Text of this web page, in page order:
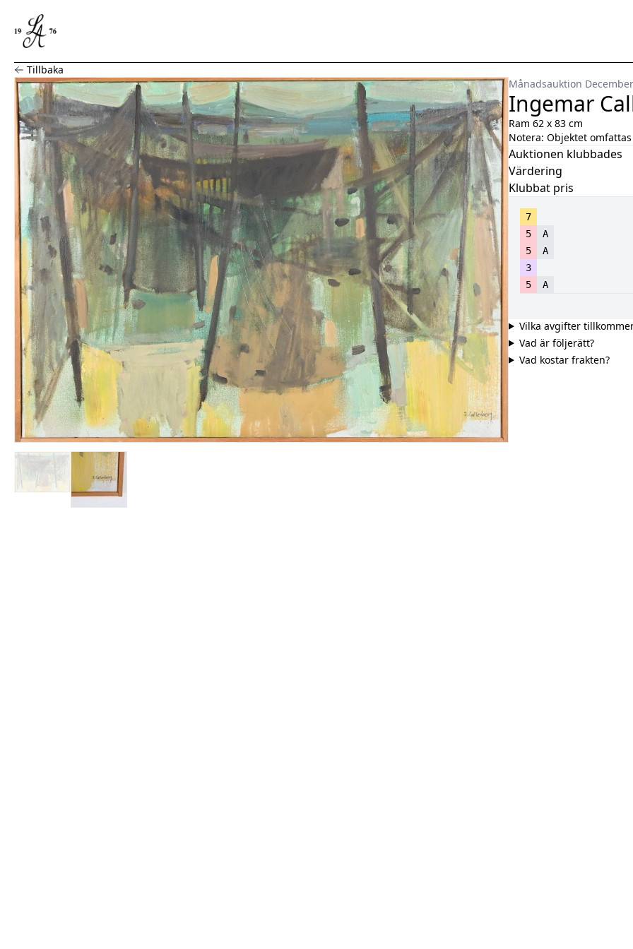
Ingemar Callenberg, Olja på duk
Tillbaka
Månadsauktion December
Ingemar
Ram 62 x 83 cm
Notera: Objektet
Auktionen klubbades
Värdering
Klubbat pris
7
5
A
5
A
3
5
A
Vilka avgifter
Vad är följerätt?
Vad kostar frakten?